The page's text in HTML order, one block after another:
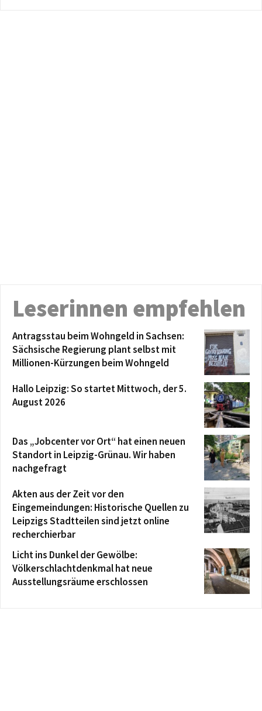
Leserinnen empfehlen
Antragsstau beim Wohngeld in Sachsen:
Sächsische Regierung plant selbst mit
Millionen-Kürzungen beim Wohngeld
Hallo Leipzig: So startet Mittwoch, der 5.
August 2026
Das „Jobcenter vor Ort“ hat einen neuen
Standort in Leipzig-Grünau. Wir haben
nachgefragt
Akten aus der Zeit vor den
Eingemeindungen: Historische Quellen zu
Leipzigs Stadtteilen sind jetzt online
recherchierbar
Licht ins Dunkel der Gewölbe:
Völkerschlachtdenkmal hat neue
Ausstellungsräume erschlossen